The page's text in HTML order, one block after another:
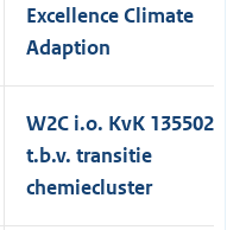
Excellence Climate
Adaption
W2C i.o. KvK 1355022
t.b.v. transitie
chemiecluster